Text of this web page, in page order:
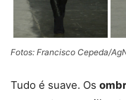
Fotos: Francisco Cepeda/
Tudo é suave. Os